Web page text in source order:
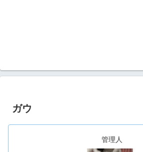
ガウ
管理人